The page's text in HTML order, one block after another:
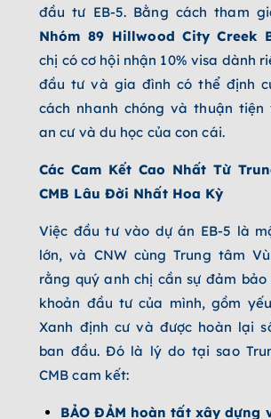
đầu tư EB-5. Bằng cách tham
Nhóm89 Hillwood City Creek
chị có cơ hội nhận 10% visa dành
đầu tư và gia đình có thể định
cách nhanh chóng và thuận tiện
an cư và du học của con cái.
Các Cam Kết Cao Nhất Từ
CMB Lâu Đời Nhất Hoa Kỳ
Việc đầu tư vào dự án EB-5 là
lớn, và CNW cùng Trung tâm
rằng quý anh chị cần sự đảm
khoản đầu tư của mình, gồm
Xanh định cư và được hoàn lại
ban đầu. Đó là lý do tại sao
CMB cam kết:
BẢO ĐẢM hoàn tất xây dựng